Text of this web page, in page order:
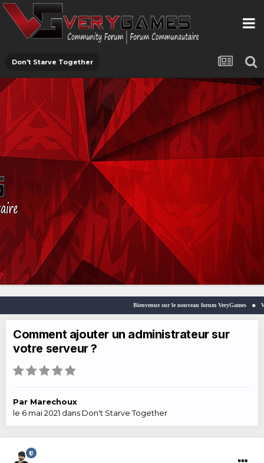
Don't Starve Together
Bienvenue sur le nouveau forum VeryGames
Comment ajouter un administrateur sur
votre serveur ?
Par Marechoux
le 6 mai 2021 dans Don't Starve Together